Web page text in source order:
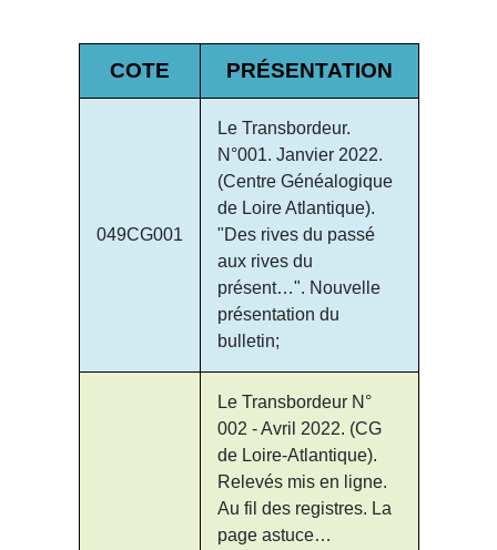
COTE PRÉSENTATION
049CG001
Le Transbordeur.
N°001. Janvier 2022.
(Centre Généalogique
de Loire Atlantique).
"Des rives du passé
aux rives du
présent…". Nouvelle
présentation du
bulletin;
Le Transbordeur N°
002 - Avril 2022. (CG
de Loire-Atlantique).
Relevés mis en ligne.
Au fil des registres. La
page astuce…